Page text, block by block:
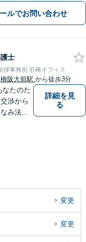
導経験があり、わかりや
がけています【池田駅2
ルでお問い合わせ
士
律事務所 石橋オフィス
阪大前駅 から徒歩3分
なたのた
渉から
み法律
詳細を見
る
変更
変更